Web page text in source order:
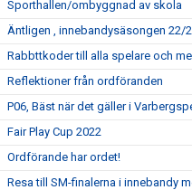
Sporthallen/ombyggnad av skola
Äntligen , innebandysäsongen 22/
Rabbttkoder till alla spelare och
Reflektioner från ordföranden
P06, Bäst när det gäller i
Fair Play Cup 2022
Ordförande har ordet!
Resa till SM-finalerna i innebandy